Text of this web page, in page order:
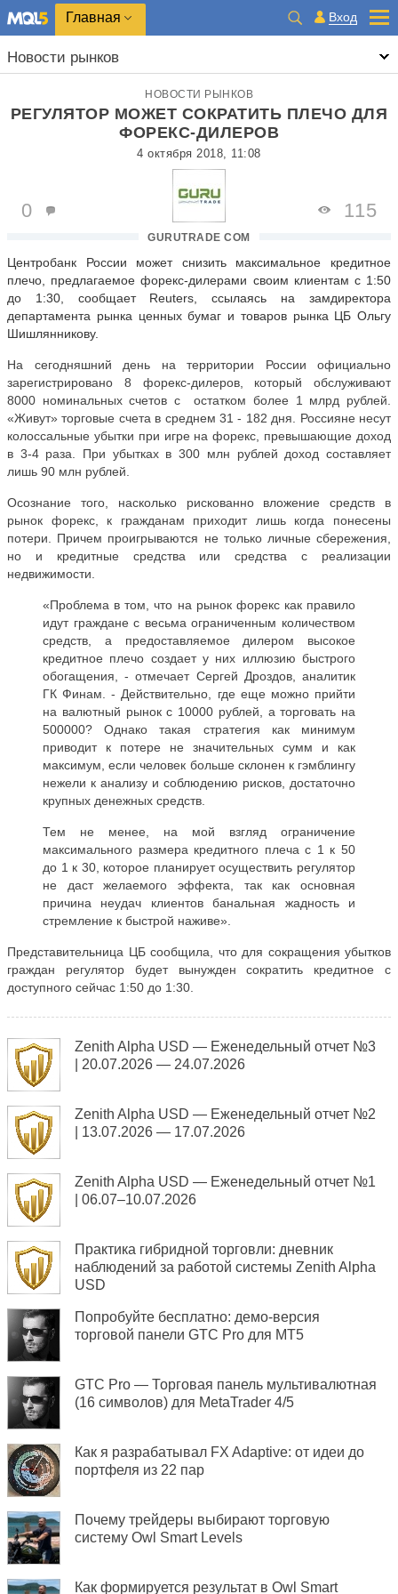
Главная Вход
Новости рынков
НОВОСТИ РЫНКОВ
РЕГУЛЯТОР МОЖЕТ СОКРАТИТЬ ПЛЕЧО ДЛЯ
ФОРЕКС-ДИЛЕРОВ
4 октября 2018, 11:08
GURUTRADE COM
0 115
Центробанк России может снизить максимальное кредитное
плечо, предлагаемое форекс-дилерами своим клиентам с 1:50
до 1:30, сообщает Reuters, ссылаясь на замдиректора
департамента рынка ценных бумаг и товаров рынка ЦБ Ольгу
Шишлянникову.
На сегодняшний день на территории России официально
зарегистрировано 8 форекс-дилеров, который обслуживают
8000 номинальных счетов с остатком более 1 млрд рублей.
«Живут» торговые счета в среднем 31 - 182 дня. Россияне несут
колоссальные убытки при игре на форекс, превышающие доход
в 3-4 раза. При убытках в 300 млн рублей доход составляет
лишь 90 млн рублей.
Осознание того, насколько рискованно вложение средств в
рынок форекс, к гражданам приходит лишь когда понесены
потери. Причем проигрываются не только личные сбережения,
но и кредитные средства или средства с реализации
недвижимости.
«Проблема в том, что на рынок форекс как правило
идут граждане с весьма ограниченным количеством
средств, а предоставляемое дилером высокое
кредитное плечо создает у них иллюзию быстрого
обогащения, - отмечает Сергей Дроздов, аналитик
ГК Финам. - Действительно, где еще можно прийти
на валютный рынок с 10000 рублей, а торговать на
500000? Однако такая стратегия как минимум
приводит к потере не значительных сумм и как
максимум, если человек больше склонен к гэмблингу
нежели к анализу и соблюдению рисков, достаточно
крупных денежных средств.
Тем не менее, на мой взгляд ограничение
максимального размера кредитного плеча с 1 к 50
до 1 к 30, которое планирует осуществить регулятор
не даст желаемого эффекта, так как основная
причина неудач клиентов банальная жадность и
стремление к быстрой наживе».
Представительница ЦБ сообщила, что для сокращения убытков
граждан регулятор будет вынужден сократить кредитное с
доступного сейчас 1:50 до 1:30.
Zenith Alpha USD — Еженедельный отчет №3
| 20.07.2026 — 24.07.2026
Zenith Alpha USD — Еженедельный отчет №2
| 13.07.2026 — 17.07.2026
Zenith Alpha USD — Еженедельный отчет №1
| 06.07–10.07.2026
Практика гибридной торговли: дневник
наблюдений за работой системы Zenith Alpha
USD
Попробуйте бесплатно: демо-версия
торговой панели GTC Pro для MT5
GTC Pro — Торговая панель мультивалютная
(16 символов) для MetaTrader 4/5
Как я разрабатывал FX Adaptive: от идеи до
портфеля из 22 пар
Почему трейдеры выбирают торговую
систему Owl Smart Levels
Как формируется результат в Owl Smart